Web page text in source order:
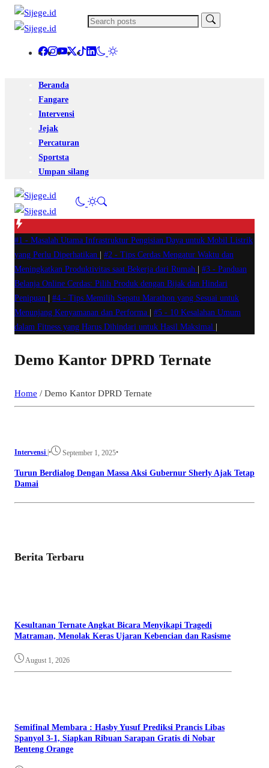
Beranda
Fangare
Intervensi
Jejak
Percaturan
Sportsta
Umpan silang
#1 - Masalah Utama Infrastruktur Pengisian Daya untuk Mobil Listrik
yang Perlu Diperhatikan
#2 - Tips Cerdas Mengatur Waktu dan
Meningkatkan Produktivitas saat Bekerja dari Rumah
#3 - Panduan
Belanja Online Cerdas: Pilih Produk dengan Bijak dan Hindari
Penipuan
#4 - Tips Memilih Sepatu Marathon yang Sesuai untuk
Menunjang Kenyamanan dan Performa
#5 - 10 Kesalahan Umum
dalam Fitness yang Harus Dihindari untuk Hasil Maksimal
Demo Kantor DPRD Ternate
Home / Demo Kantor DPRD Ternate
Intervensi |• September 1, 2025•
Turun Berdialog Dengan Massa Aksi Gubernur Sherly Ajak Tetap
Damai
Berita Terbaru
Kesultanan Ternate Angkat Bicara Menyikapi Tragedi
Matraman, Menolak Keras Ujaran Kebencian dan Rasisme
August 1, 2026
Semifinal Membara : Hasby Yusuf Prediksi Prancis Libas
Spanyol 3-1, Siapkan Ribuan Sarapan Gratis di Nobar
Benteng Orange